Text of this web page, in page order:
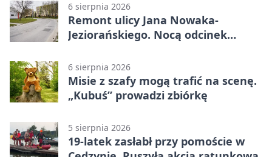
6 sierpnia 2026
Remont ulicy Jana Nowaka-
Jeziorańskiego. Nocą odcinek
6 sierpnia 2026
Misie z szafy mogą trafić na scenę.
„Kubuś” prowadzi zbiórkę
5 sierpnia 2026
19-latek zasłabł przy pomoście w